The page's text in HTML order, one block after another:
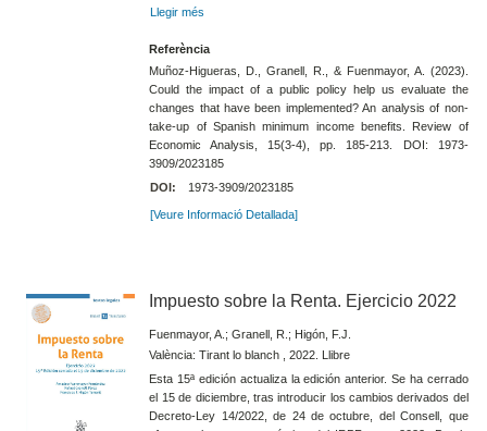
Llegir més
Referència
Muñoz-Higueras, D., Granell, R., & Fuenmayor, A. (2023).
Could the impact of a public policy help us evaluate the
changes that have been implemented? An analysis of non-
take-up of Spanish minimum income benefits. Review of
Economic Analysis, 15(3-4), pp. 185-213. DOI: 1973-
3909/2023185
DOI:
1973-3909/2023185
[Veure Informació Detallada]
Impuesto sobre la Renta. Ejercicio 2022
Fuenmayor, A.; Granell, R.; Higón, F.J.
València: Tirant lo blanch , 2022. Llibre
Esta 15ª edición actualiza la edición anterior. Se ha cerrado
el 15 de diciembre, tras introducir los cambios derivados del
Decreto-Ley 14/2022, de 24 de octubre, del Consell, que